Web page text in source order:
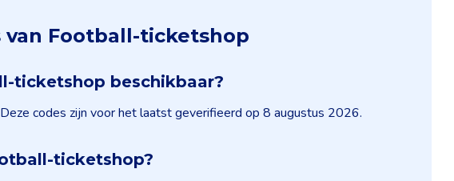
Football-ticketshop
ticketshop beschikbaar?
codes zijn voor het laatst geverifieerd op 8 augustus 2026.
ticketshop?